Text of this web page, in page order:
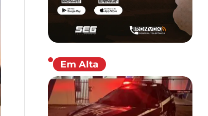
Em Alta